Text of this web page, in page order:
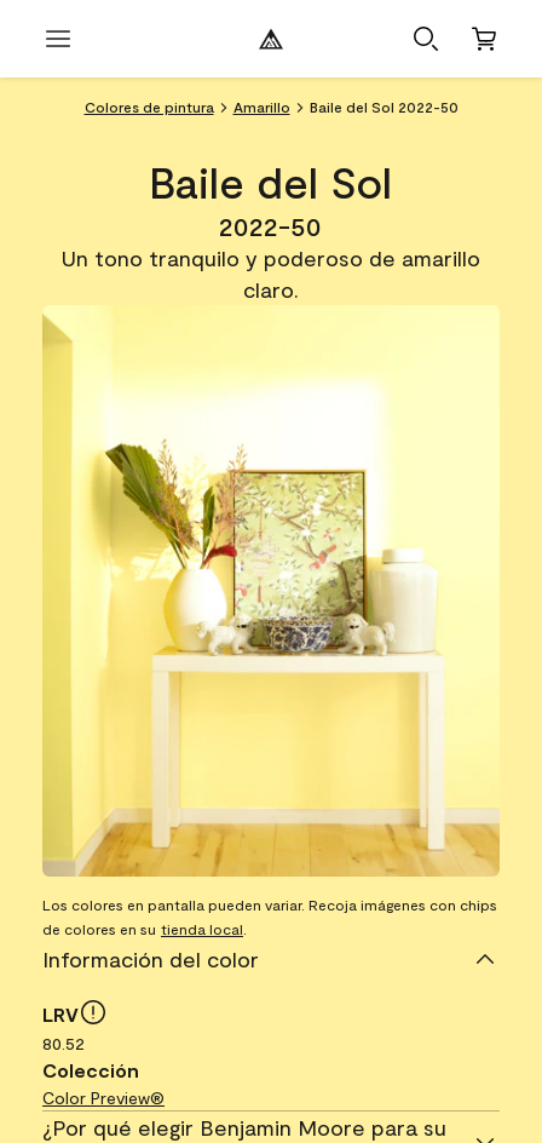
Colores de pintura Amarillo Baile del Sol 2022-50
Baile del Sol
2022-50
Un tono tranquilo y poderoso de amarillo
claro.
Los colores en pantalla pueden variar. Recoja imágenes con chips
de colores en su tienda local
Información del color
LRV
80.52
Colección
Color Preview®
¿Por qué elegir Benjamin Moore para su